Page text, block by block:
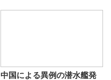
中国による異例の潜水艦発